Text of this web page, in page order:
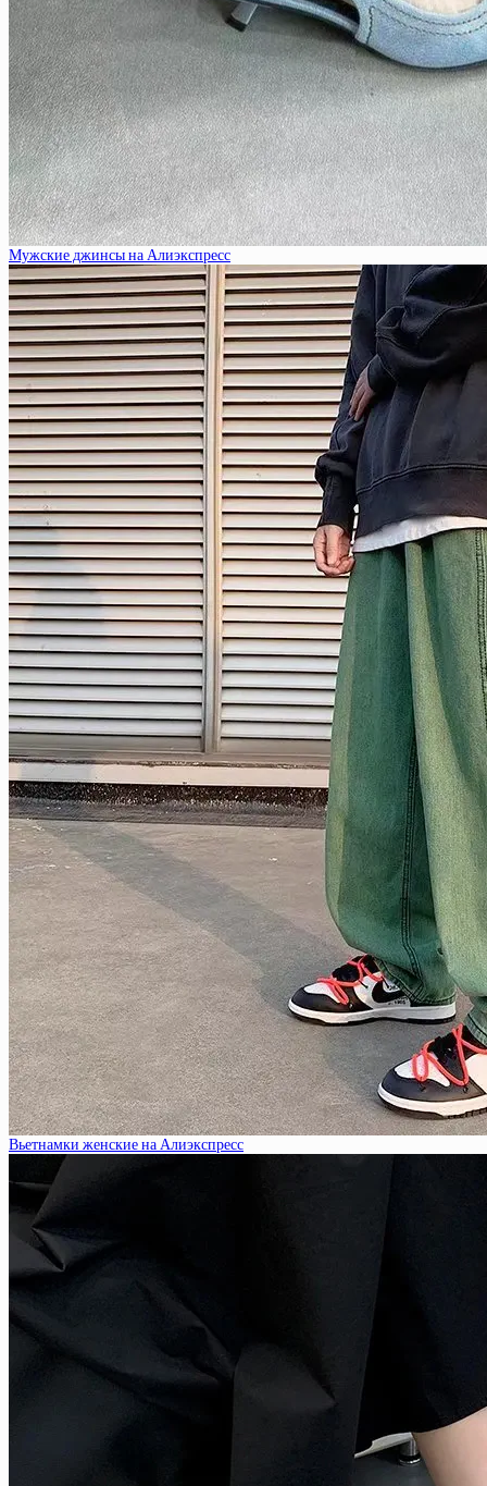
Мужские джинсы на Алиэкспресс
Вьетнамки женские на Алиэкспресс